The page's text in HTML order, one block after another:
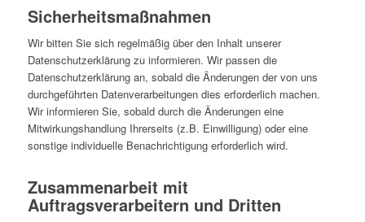
Sicherheitsmaßnahmen
Wir bitten Sie sich regelmäßig über den Inhalt unserer
Datenschutzerklärung zu informieren. Wir passen die
Datenschutzerklärung an, sobald die Änderungen der von uns
durchgeführten Datenverarbeitungen dies erforderlich machen.
Wir informieren Sie, sobald durch die Änderungen eine
Mitwirkungshandlung Ihrerseits (z.B. Einwilligung) oder eine
sonstige individuelle Benachrichtigung erforderlich wird.
Zusammenarbeit mit
Auftragsverarbeitern und Dritten